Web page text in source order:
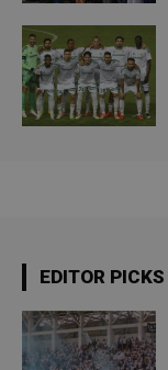
EDITOR PICKS